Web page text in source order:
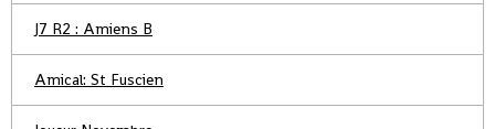
J7 R2 : Amiens B
Amical: St Fuscien